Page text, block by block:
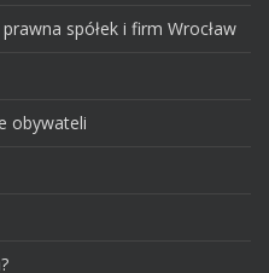
spółek i firm Wrocław
obywateli